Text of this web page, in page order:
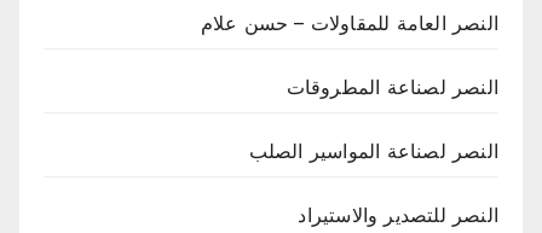
النصر العامة للمقاولات – حسن علام
النصر لصناعة المطروقات
النصر لصناعة المواسير الصلب
النصر للتصدير والاستيراد